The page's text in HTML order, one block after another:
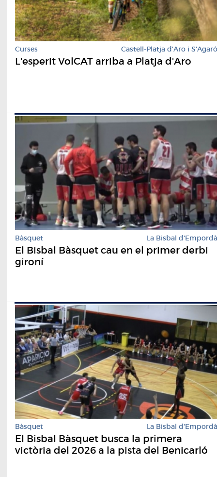
Curses Castell-Platja d'Aro i S'Agaró
L'esperit VolCAT arriba a Platja d'Aro
Bàsquet La Bisbal d'Empordà
El Bisbal Bàsquet cau en el primer derbi
gironí
Bàsquet La Bisbal d'Empordà
El Bisbal Bàsquet busca la primera
victòria del 2026 a la pista del Benicarló